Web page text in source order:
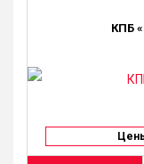
КПБ